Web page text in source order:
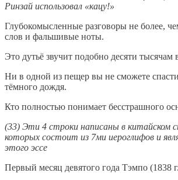
Ринзай использовал «кацу!»
Глубокомысленные разговоры не более,
слов и фальшивые ноты.
Это дутьё звучит подобно десяти
Ни в одной из пещер вы не сможете
тёмного дождя.
Кто полностью понимает бесстрашного
(33) Эти 4 строки написаны в китайском
которых состоит из 7ми иероглифов и
этого эссе
Первый месяц девятого года Тэмпо (1838